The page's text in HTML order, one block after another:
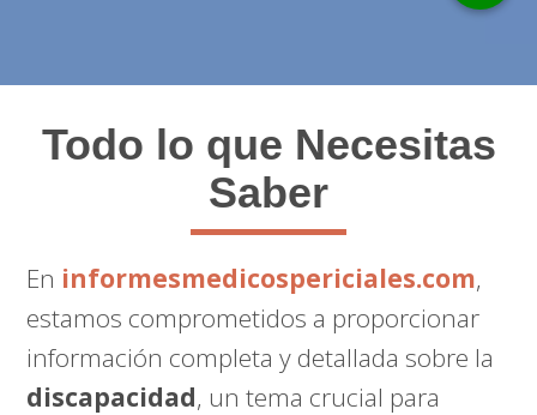
Todo lo que Necesitas
Saber
En informesmedicospericiales.com,
estamos comprometidos a proporcionar
información completa y detallada sobre la
discapacidad, un tema crucial para